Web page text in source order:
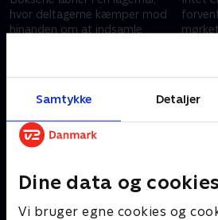
Samtykke Detaljer
Dine data og cookies
Vi bruger egne cookies og
hvor deltagerne kæmper mod
hinanden om at indsamle
konkurrent.
På
29.
Andre så også